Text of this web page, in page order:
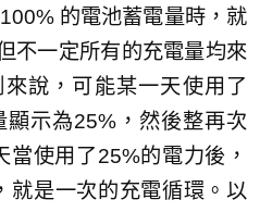
的電池蓄電量時，就
不一定所有的充電量均來
說，可能某一天使用了
示為25%，然後整再次
使用了25%的電力後，
就是一次的充電循環。以